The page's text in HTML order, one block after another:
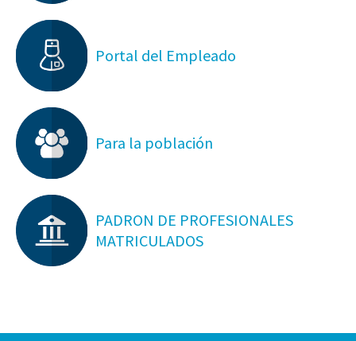
Portal del Empleado
Para la población
PADRON DE PROFESIONALES
MATRICULADOS